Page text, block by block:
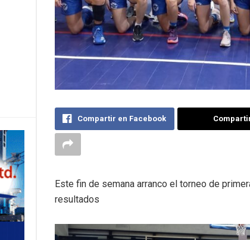
Compartir en Facebook
Este fin de semana arranco el torneo de
resultados